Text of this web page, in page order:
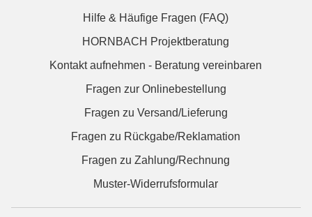
Hilfe & Häufige Fragen (FAQ)
HORNBACH Projektberatung
Kontakt aufnehmen - Beratung vereinbaren
Fragen zur Onlinebestellung
Fragen zu Versand/Lieferung
Fragen zu Rückgabe/Reklamation
Fragen zu Zahlung/Rechnung
Muster-Widerrufsformular